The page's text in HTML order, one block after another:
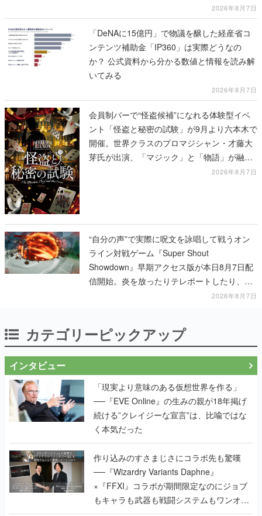
2026年8月7日
「DeNAに15億円」で物議を醸した経産省コ
ンテンツ補助金「IP360」は実際どうなの
か？ 公式資料から分かる数値と情報を読み解
いてみる
2026年8月7日
会員制バーで“怪盗候補”になれる体験型イベ
ント「怪盗と秘密の試験」が9月より六本木で
開催。世界クラスのプロマジシャン・才藤大
芽氏が出演、「マジック」と「物語」が融合
2026年8月7日
“自分の声”で実際に呪文を詠唱して戦うオン
ライン対戦ゲーム『Super Shout
Showdown』早期アクセス版が本日8月7日配
信開始。炎を放ったりテレポートしたり、登
2026年8月7日
カテゴリーピックアップ
インタビュー
「現実より意味のある仮想世界を作る」
──『EVE Online』の生みの親が18年掲げ
続ける”クレイジーな宣言”は、比喩ではな
く本気だった
作り込みのすさまじさにコラボ先も驚嘆
──『Wizardry Variants Daphne』
×『FFXI』コラボが期間限定なのにジョブ
もキャラも武器も戦闘システムもワンオフ
で作り込まれた理由を両ディレクターに聞